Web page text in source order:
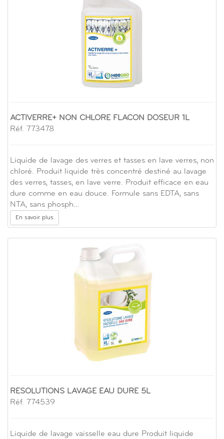
ACTIVERRE+ NON CHLORE FLACON DOSEUR 1L
Réf. 773478
Liquide de lavage des verres et tasses en lave verres, non
chloré. Produit liquide très concentré destiné au lavage
des verres, tasses, en lave verre. Produit efficace en eau
dure comme en eau douce. Formule sans EDTA, sans
NTA, sans phosph…
En savoir plus
RESOLUTIONS LAVAGE EAU DURE 5L
Réf. 774539
Liquide de lavage vaisselle eau dure Produit liquide